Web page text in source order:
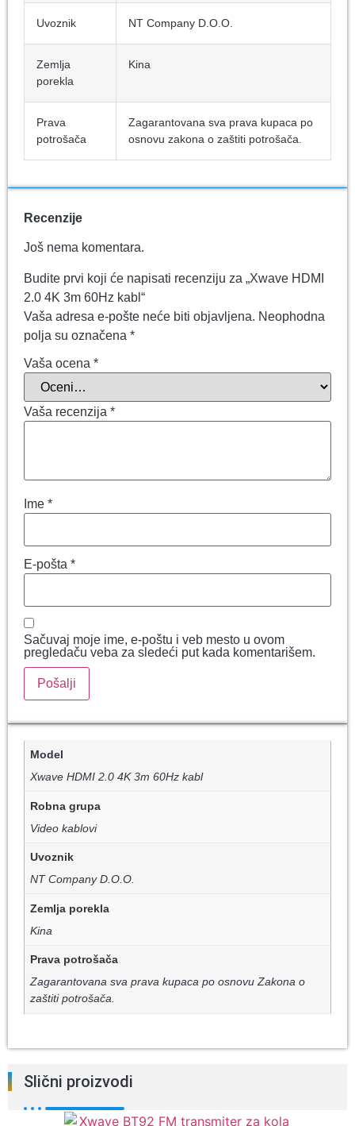
Uvoznik NT Company D.O.O.
Zemlja
porekla
Kina
Prava
potrošača
Zagarantovana sva prava kupaca po
osnovu zakona o zaštiti potrošača.
Recenzije
Još nema komentara.
Budite prvi koji će napisati recenziju za „Xwave HDMI
2.0 4K 3m 60Hz kabl“
Vaša adresa e-pošte neće biti objavljena. Neophodna
polja su označena *
Vaša ocena *
Vaša recenzija *
Ime *
E-pošta *
Sačuvaj moje ime, e-poštu i veb mesto u ovom
pregledaču veba za sledeći put kada komentarišem.
Model
Xwave HDMI 2.0 4K 3m 60Hz kabl
Robna grupa
Video kablovi
Uvoznik
NT Company D.O.O.
Zemlja porekla
Kina
Prava potrošača
Zagarantovana sva prava kupaca po osnovu Zakona o
zaštiti potrošača.
Slični proizvodi